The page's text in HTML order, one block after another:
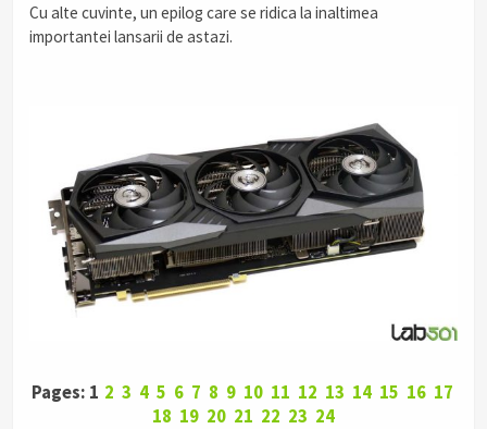
Cu alte cuvinte, un epilog care se ridica la inaltimea
importantei lansarii de astazi.
Pages: 1 2 3 4 5 6 7 8 9 10 11 12 13 14 15 16 17
18 19 20 21 22 23 24